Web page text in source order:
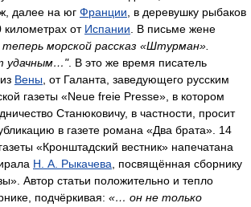
далее на юг Франции, в деревушку рыбаков
километрах от Испании. В письме жене
морской рассказ «Штурман».
удачным…". В это же время писатель
Вены, от Галанта, заведующего русским
газеты «Neue freie Presse», в котором
Станюковичу, в частности, просит
в газете романа «Два брата». 14
«Кронштадский вестник» напечатана
Н. А. Рыкачева, посвящённая сборнику
Автор статьи положительно и тепло
подчёркивая: «… он не только